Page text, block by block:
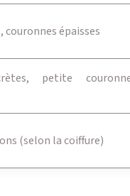
couronnes épaisses
petite
(selon la coiffure)